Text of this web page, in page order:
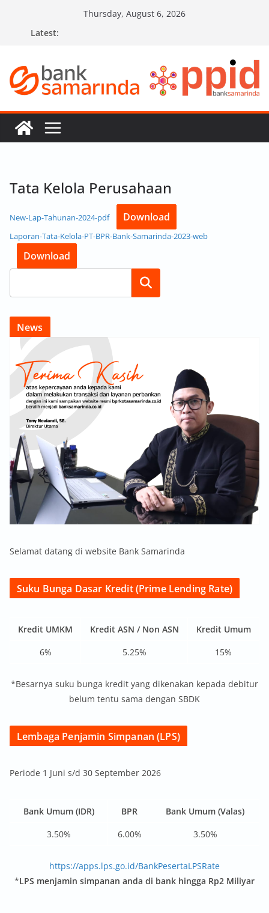
Thursday, August 6, 2026
Latest:
Tata Kelola Perusahaan
New-Lap-Tahunan-2024-pdf Download
Laporan-Tata-Kelola-PT-BPR-Bank-Samarinda-2023-web
Download
Search
News
Selamat datang di website Bank Samarinda
Suku Bunga Dasar Kredit (Prime Lending Rate)
Kredit UMKM Kredit ASN / Non ASN
Kredit Umum
6%
5.25% 15%
*Besarnya suku bunga kredit yang dikenakan kepada debitur
belum tentu sama dengan SBDK
Lembaga Penjamin Simpanan (LPS)
Periode 1 Juni s/d 30 September 2026
Bank Umum (IDR) BPR
Bank Umum (Valas)
3.50%
6.00% 3.50%
https://apps.lps.go.id/BankPesertaLPSRate
*LPS menjamin simpanan anda di bank hingga Rp2 Miliyar